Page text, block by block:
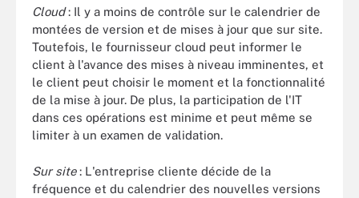
Cloud: Il y a moins de contrôle sur le calendrier de
montées de version et de mises à jour que sur site.
Toutefois, le fournisseur cloud peut informer le
client à l'avance des mises à niveau imminentes, et
le client peut choisir le moment et la fonctionnalité
de la mise à jour. De plus, la participation de l'IT
dans ces opérations est minime et peut même se
limiter à un examen de validation.
Sur site: L'entreprise cliente décide de la
fréquence et du calendrier des nouvelles versions